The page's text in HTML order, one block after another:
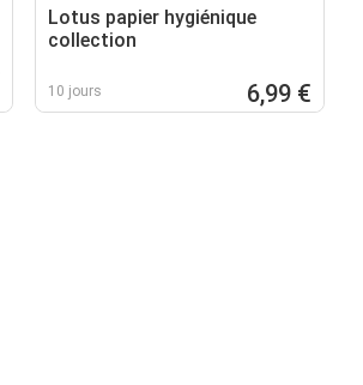
Lotus papier hygiénique
collection
10 jours 6,99 €